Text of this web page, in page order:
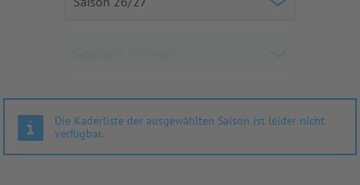
Die Kaderliste der ausgewählten Saison ist leider nicht
verfügbar.